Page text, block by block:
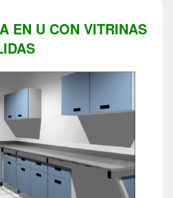
EN U CON VITRINAS